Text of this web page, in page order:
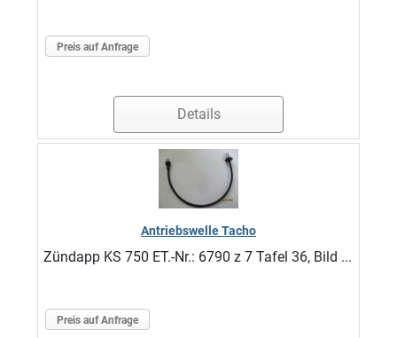
Preis auf Anfrage
Details
Antriebswelle Tacho
Zündapp KS 750 ET.-Nr.: 6790 z 7 Tafel 36, Bild ...
Preis auf Anfrage